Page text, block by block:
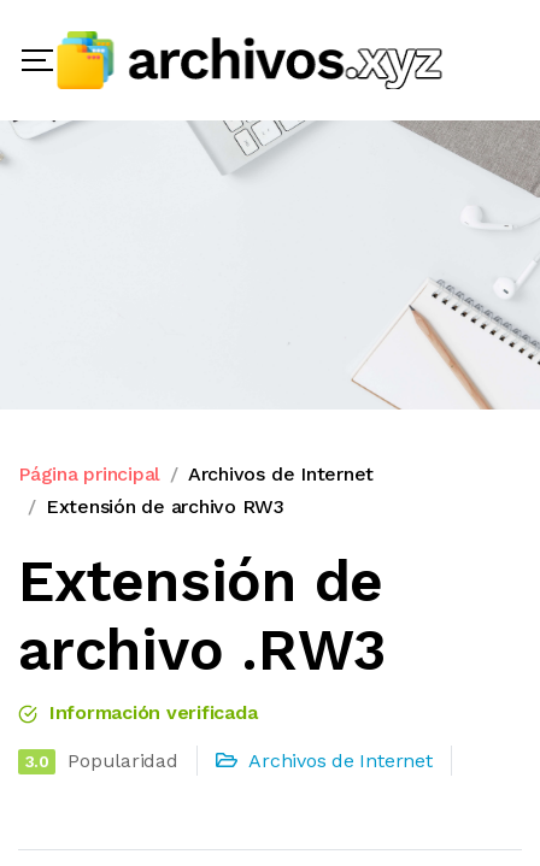
Página principal
Archivos de Internet
Extensión de archivo RW3
Extensión de
archivo .RW3
Información verificada
3.0 Popularidad Archivos de Internet